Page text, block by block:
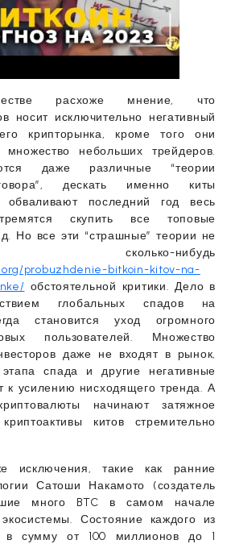
расхоже мнение, что
носит исключительно негативный
крипторынка, кроме того они
небольших трейдеров.
даже различные “теории
дескать именно киты
обваливают последний год весь
скупить все топовые
Но все эти “страшные” теории не
сколько-нибудь
probuzhdenie-bitkoin-kitov-na-
обстоятельной критики. Дело в
глобальных спадов на
становится уход огромного
пользователей. Множество
даже не входят в рынок,
спада и другие негативные
к усилению нисходящего тренда. А
начинают затяжное
китов стремительно
исключения, такие как ранние
Сатоши Накамото (создатель
много BTC в самом начале
Состояние каждого из
в сумму от 100 миллионов до 1